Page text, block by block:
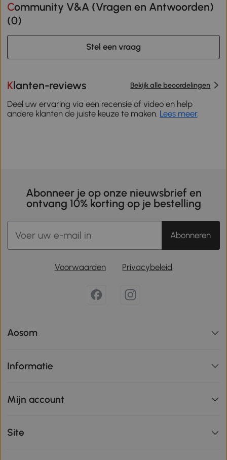
Community V&A (Vragen en Antwoorden)
(0)
Stel een vraag
Klanten-reviews Bekijk alle beoordelingen
Deel uw ervaring via een recensie of video en help
andere klanten de juiste keuze te maken. Lees meer.
Abonneer je op onze nieuwsbrief en
ontvang 10% korting op je bestelling
Abonneren
Voorwaarden Privacybeleid
Aosom
Informatie
Mijn account
Site